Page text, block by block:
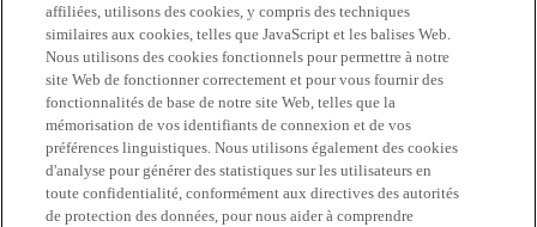
affiliées, utilisons des cookies, y compris des techniques
similaires aux cookies, telles que JavaScript et les balises Web.
Nous utilisons des cookies fonctionnels pour permettre à notre
site Web de fonctionner correctement et pour vous fournir des
fonctionnalités de base de notre site Web, telles que la
mémorisation de vos identifiants de connexion et de vos
préférences linguistiques. Nous utilisons également des cookies
d'analyse pour générer des statistiques sur les utilisateurs en
toute confidentialité, conformément aux directives des autorités
de protection des données, pour nous aider à comprendre